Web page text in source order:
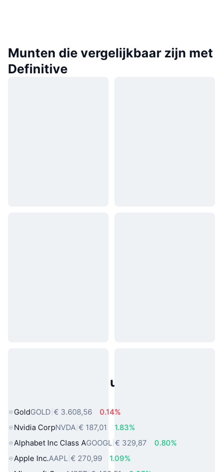
Munten die vergelijkbaar zijn met
Definitive
Populaire activa uit de echte
GoldGOLD € 3.608,56
0.14%
Nvidia CorpNVDA € 187,01
1.83%
Alphabet Inc Class AGOOGL € 329,87
0.80%
Apple Inc.AAPL € 270,99
1.09%